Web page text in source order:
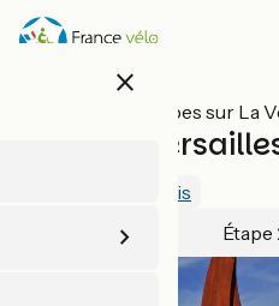
Aller
au
close
Toutes les étapes sur La
Massy /
Voir 3 avis
Étape